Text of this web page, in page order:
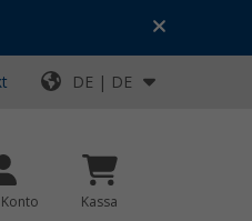
für dein Abenteuer!
DE | DE
Kassa